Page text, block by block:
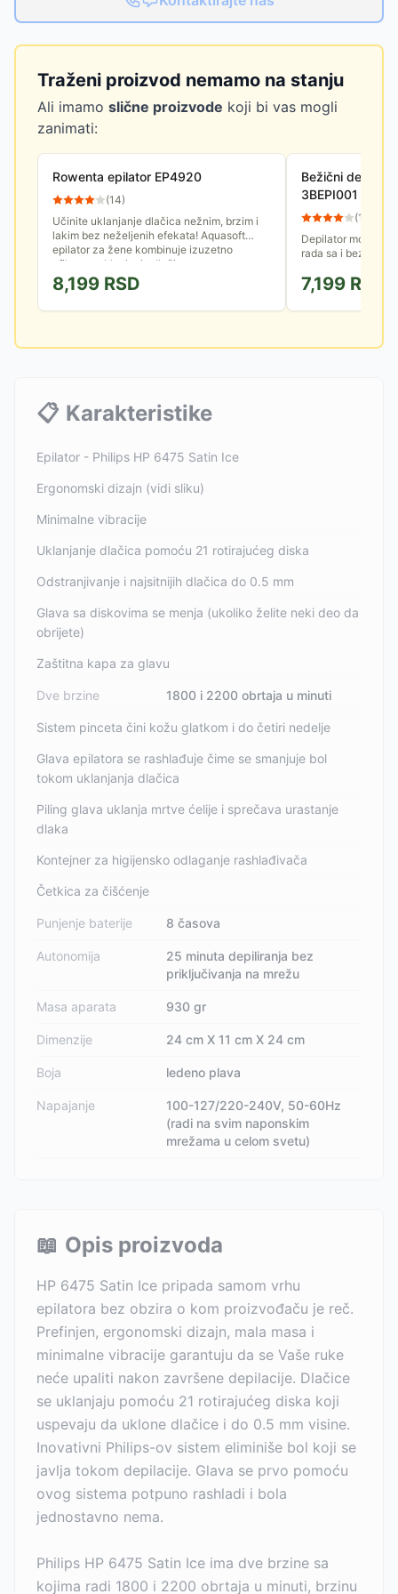
Traženi proizvod nemamo na stanju
Ali imamo slične proizvode koji bi vas mogli
zanimati:
Rowenta epilator EP4920
(14)
Učinite uklanjanje dlačica nežnim, brzim i
lakim bez neželjenih efekata! Aquasoft
epilator za žene kombinuje izuzetno
efikasno uklanjanje dlačica sa...
8,199 RSD
Bežični
3BEPI001
(10
Depilator
rada sa i bez
rada do 40
7,199 RSD
📋 Karakteristike
Epilator - Philips HP 6475 Satin Ice
Ergonomski dizajn (vidi sliku)
Minimalne vibracije
Uklanjanje dlačica pomoću 21 rotirajućeg diska
Odstranjivanje i najsitnijih dlačica do 0.5 mm
Glava sa diskovima se menja (ukoliko želite neki deo da
obrijete)
Zaštitna kapa za glavu
Dve brzine 1800 i 2200 obrtaja u minuti
Sistem pinceta čini kožu glatkom i do četiri nedelje
Glava epilatora se rashlađuje čime se smanjuje bol
tokom uklanjanja dlačica
Piling glava uklanja mrtve ćelije i sprečava urastanje
dlaka
Kontejner za higijensko odlaganje rashlađivača
Četkica za čišćenje
Punjenje baterije 8 časova
Autonomija
25 minuta depiliranja bez
priključivanja na mrežu
Masa aparata 930 gr
Dimenzije 24 cm X 11 cm X 24 cm
Boja ledeno plava
Napajanje
100-127/220-240V, 50-60Hz
(radi na svim naponskim
mrežama u celom svetu)
📖 Opis proizvoda
HP 6475 Satin Ice pripada samom vrhu
epilatora bez obzira o kom proizvođaču je reč.
Prefinjen, ergonomski dizajn, mala masa i
minimalne vibracije garantuju da se Vaše ruke
neće upaliti nakon završene depilacije. Dlačice
se uklanjaju pomoću 21 rotirajućeg diska koji
uspevaju da uklone dlačice i do 0.5 mm visine.
Inovativni Philips-ov sistem eliminiše bol koji se
javlja tokom depilacije. Glava se prvo pomoću
ovog sistema potpuno rashladi i bola
jednostavno nema.
Philips HP 6475 Satin Ice ima dve brzine sa
kojima radi 1800 i 2200 obrtaja u minuti, brzinu